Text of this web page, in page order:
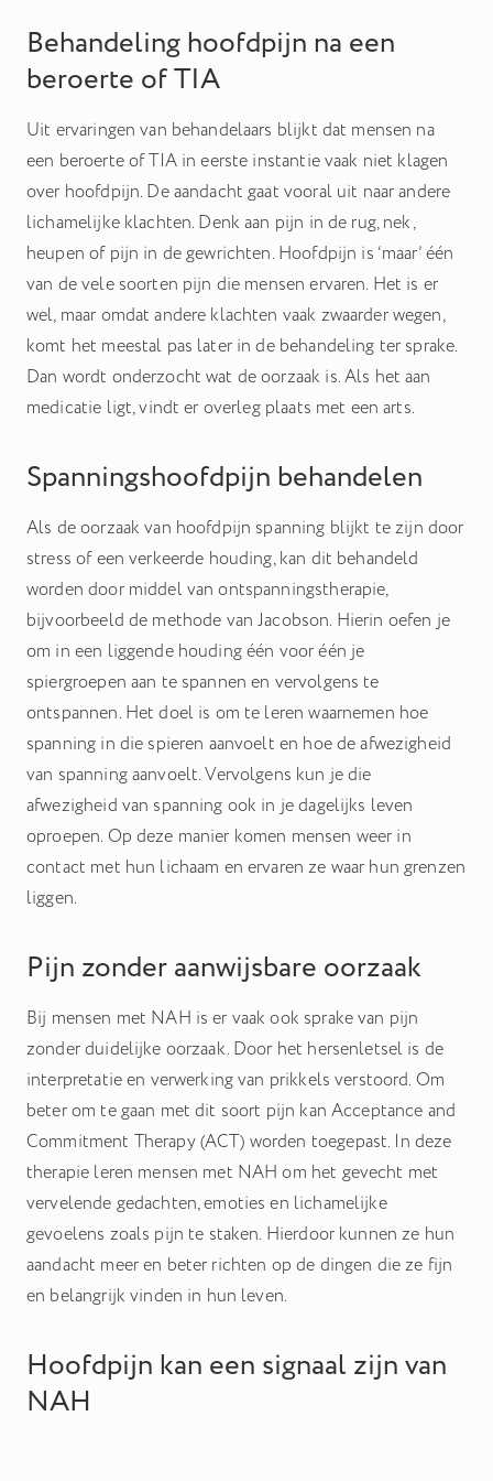
Behandeling hoofdpijn na een
beroerte of TIA
Uit ervaringen van behandelaars blijkt dat mensen na
een beroerte of TIA in eerste instantie vaak niet klagen
over hoofdpijn. De aandacht gaat vooral uit naar andere
lichamelijke klachten. Denk aan pijn in de rug, nek,
heupen of pijn in de gewrichten. Hoofdpijn is ‘maar’ één
van de vele soorten pijn die mensen ervaren. Het is er
wel, maar omdat andere klachten vaak zwaarder wegen,
komt het meestal pas later in de behandeling ter sprake.
Dan wordt onderzocht wat de oorzaak is. Als het aan
medicatie ligt, vindt er overleg plaats met een arts.
Spanningshoofdpijn behandelen
Als de oorzaak van hoofdpijn spanning blijkt te zijn door
stress of een verkeerde houding, kan dit behandeld
worden door middel van ontspanningstherapie,
bijvoorbeeld de methode van Jacobson. Hierin oefen je
om in een liggende houding één voor één je
spiergroepen aan te spannen en vervolgens te
ontspannen. Het doel is om te leren waarnemen hoe
spanning in die spieren aanvoelt en hoe de afwezigheid
van spanning aanvoelt. Vervolgens kun je die
afwezigheid van spanning ook in je dagelijks leven
oproepen. Op deze manier komen mensen weer in
contact met hun lichaam en ervaren ze waar hun grenzen
liggen.
Pijn zonder aanwijsbare oorzaak
Bij mensen met NAH is er vaak ook sprake van pijn
zonder duidelijke oorzaak. Door het hersenletsel is de
interpretatie en verwerking van prikkels verstoord. Om
beter om te gaan met dit soort pijn kan Acceptance and
Commitment Therapy (ACT) worden toegepast. In deze
therapie leren mensen met NAH om het gevecht met
vervelende gedachten, emoties en lichamelijke
gevoelens zoals pijn te staken. Hierdoor kunnen ze hun
aandacht meer en beter richten op de dingen die ze fijn
en belangrijk vinden in hun leven.
Hoofdpijn kan een signaal zijn van
NAH